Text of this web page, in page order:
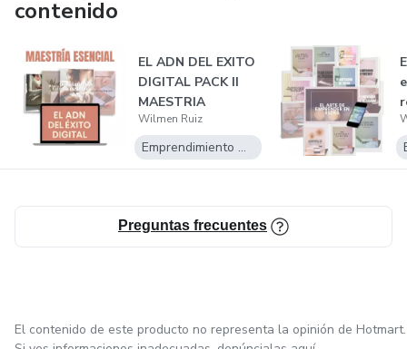
contenido
EL ADN DEL EXITO
DIGITAL PACK II
MAESTRIA
ESENCIAL
Wilmen Ruiz
Emprendimiento Digital
Preguntas frecuentes
El contenido de este producto no representa la opinión de Hotmart.